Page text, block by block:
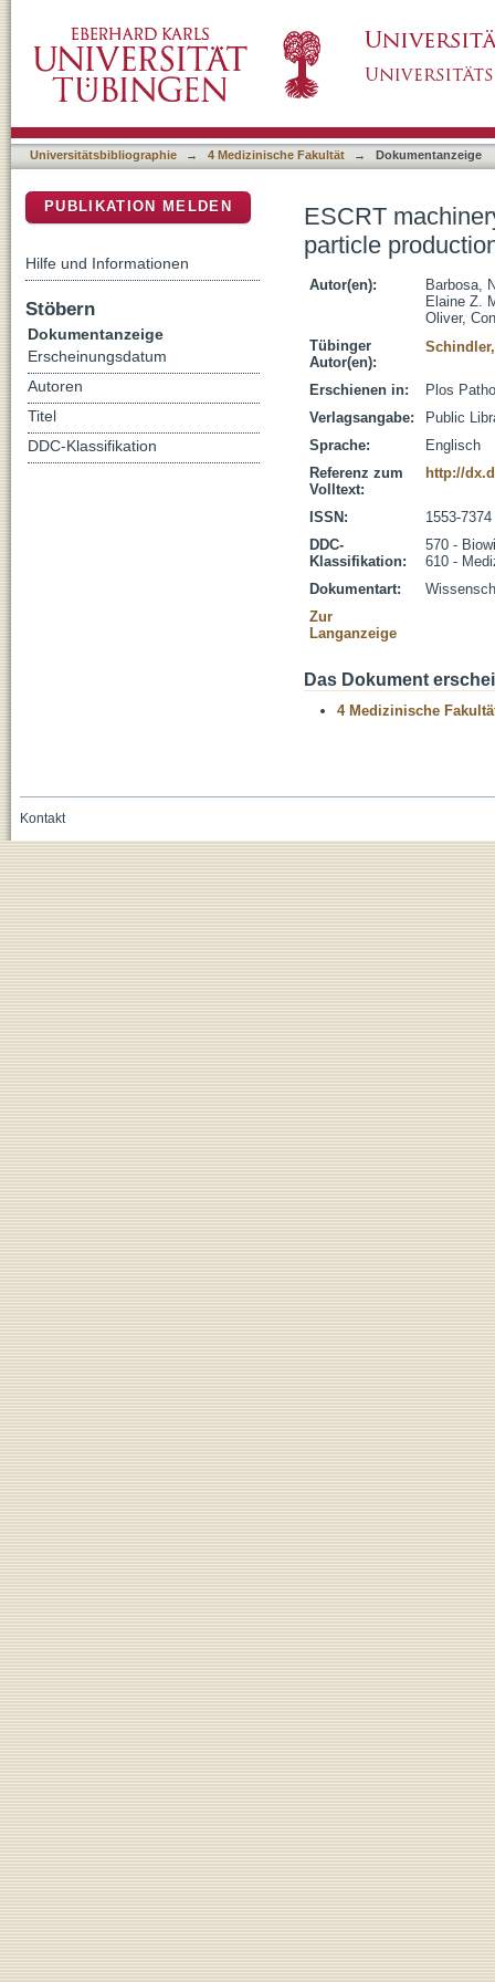
compartments
Universitätsbibliographie → 4 Medizinische Fakultät → Dokumentanzeige
ESCRT
particle
Autor(en):
Barbosa,
Elaine Z.
Oliver,
Tübinger
Autor(en):
Erschienen in:
Plos
Verlagsangabe:
Public
Sprache:
Englisch
Referenz zum
Volltext:
http://
ISSN:
1553-7374
DDC-
Klassifikation:
570 -
610 -
Dokumentart:
Zur
Langanzeige
Das Dokument
4 Medizinische
PUBLIKATION MELDEN
Hilfe und Informationen
Stöbern
Dokumentanzeige
Erscheinungsdatum
Autoren
Titel
DDC-Klassifikation
Kontakt